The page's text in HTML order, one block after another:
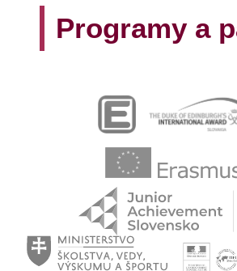
Programy a